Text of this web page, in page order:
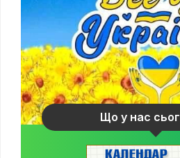
Що у нас